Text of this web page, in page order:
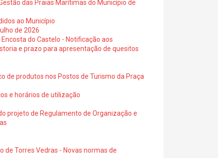
das Praias Marítimas do Município de
ao Município
de 2026
do Castelo - Notificação aos
e prazo para apresentação de quesitos
de produtos nos Postos de Turismo da Praça
e horários de utilização
projeto de Regulamento de Organização e
de Torres Vedras - Novas normas de